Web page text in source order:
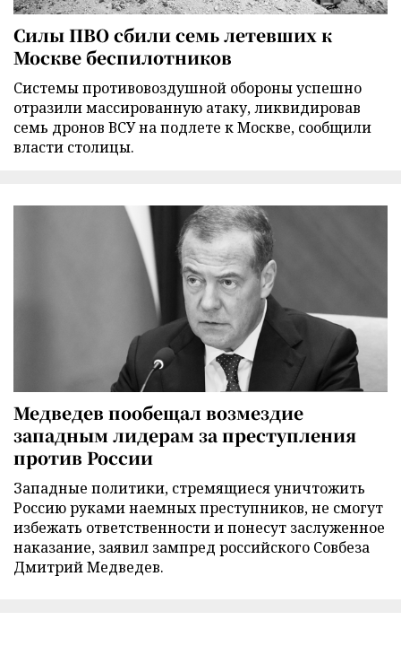
Силы ПВО сбили семь летевших к
Москве беспилотников
Cистемы противовоздушной обороны успешно
отразили массированную атаку, ликвидировав
семь дронов ВСУ на подлете к Москве, сообщили
власти столицы.
Медведев пообещал возмездие
западным лидерам за преступления
против России
Западные политики, стремящиеся уничтожить
Россию руками наемных преступников, не смогут
избежать ответственности и понесут заслуженное
наказание, заявил зампред российского Совбеза
Дмитрий Медведев.